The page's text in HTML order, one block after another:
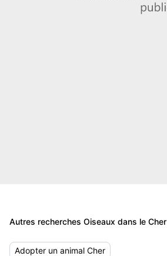
Autres recherches Oiseaux dans le Cher
Adopter un animal Cher